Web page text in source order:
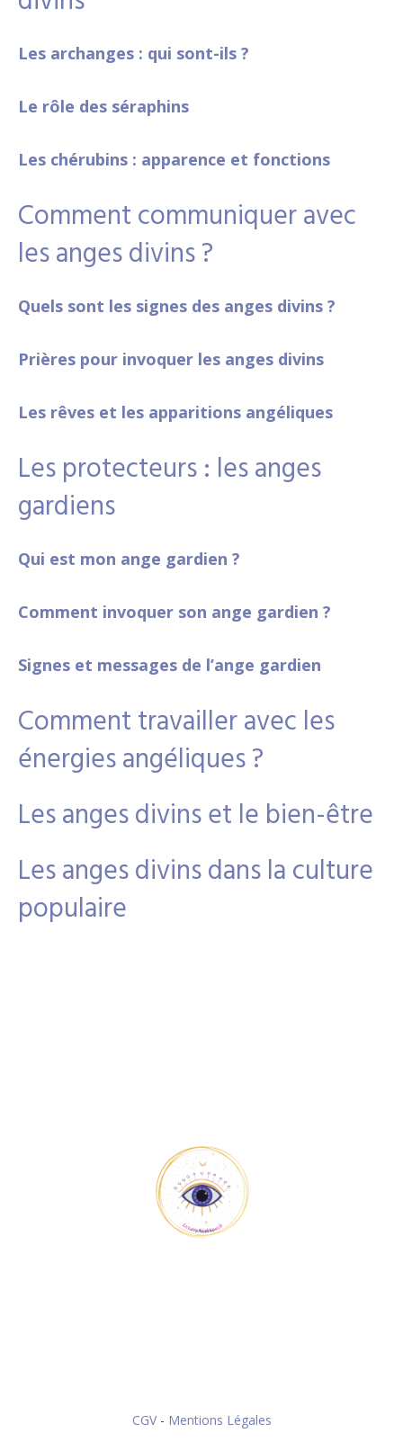
Les archanges : qui sont-ils ?
Le rôle des séraphins
Les chérubins : apparence et fonctions
Comment communiquer avec
les anges divins ?
Quels sont les signes des anges divins ?
Prières pour invoquer les anges divins
Les rêves et les apparitions angéliques
Les protecteurs : les anges
gardiens
Qui est mon ange gardien ?
Comment invoquer son ange gardien ?
Signes et messages de l’ange gardien
Comment travailler avec les
énergies angéliques ?
Les anges divins et le bien-être
Les anges divins dans la culture
populaire
CGV - Mentions Légales